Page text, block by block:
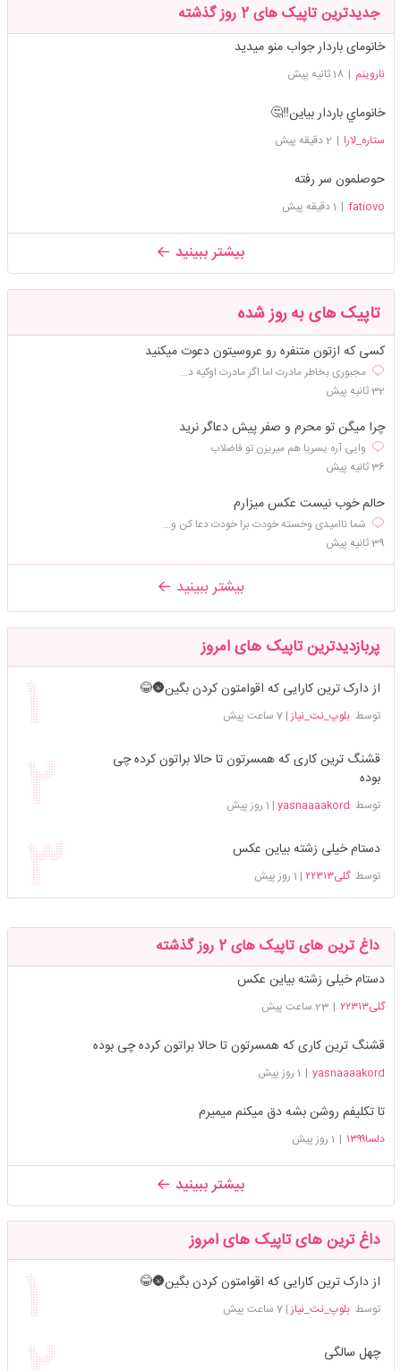
جدیدترین تاپیک های 2 روز گذشته
خانومای باردار جواب منو میدید
ناروینم | 18 ثانیه پیش
خانوماي باردار بياين‼️🤔
ستاره_لارا | 2 دقیقه پیش
حوصلمون سر رفته
fatiovo
| 1 دقیقه پیش
بیشتر ببینید
تاپیک های به روز شده
کسی که ازتون متنفره رو عروسیتون دعوت میکنید
مجبوری بخاطر مادرت اما اگر مادرت اوکیه د...
32 ثانیه پیش
چرا میگن تو محرم و صفر پیش دعاگر نرید
وایی آره یسریا هم میریزن تو فاضلاب
36 ثانیه پیش
حالم خوب نیست عکس میزارم
شما ناامیدی وخسته خودت برا خودت دعا کن و...
39 ثانیه پیش
بیشتر ببینید
پربازدیدترین تاپیک های امروز
از دارک ترین کارایی که اقوامتون کردن بگین🌚😂
توسطبلوپ_نت_نیاز |7 ساعت پیش
قشنگ ترین کاری که همسرتون تا حالا براتون کرده چی
بوده
توسط yasnaaaakord
| 1 روز پیش
دستام خیلی زشته بیاین عکس
توسطگلی۲۲۳۱۳ | 1 روز پیش
داغ ترین های تاپیک های 2 روز گذشته
دستام خیلی زشته بیاین عکس
گلی۲۲۳۱۳ | 23 ساعت پیش
قشنگ ترین کاری که همسرتون تا حالا براتون کرده چی بوده
yasnaaaakord
| 1 روز پیش
تا تکلیفم روشن بشه دق میکنم میمیرم
دلسا۱۳۹۹ | 1 روز پیش
بیشتر ببینید
داغ ترین های تاپیک های امروز
از دارک ترین کارایی که اقوامتون کردن بگین🌚😂
توسطبلوپ_نت_نیاز |7 ساعت پیش
چهل سالگی